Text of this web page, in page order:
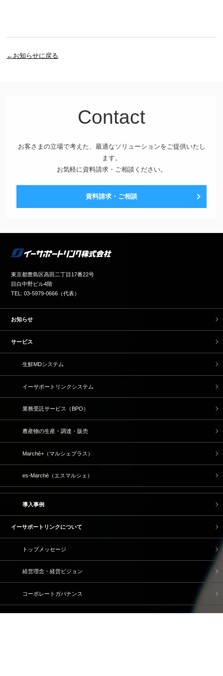
←お知らせに戻る
Contact
お客さまの立場で考えた、最適なソリューションをご提供いたし
ます。
お気軽に資料請求・ご相談ください。
資料請求・ご相談
東京都豊島区高田二丁目17番22号
目白中野ビル4階
TEL: 03-5979-0666（代表）
お知らせ
サービス
生鮮MDシステム
イーサポートリンクシステム
業務受託サービス（BPO）
農産物の生産・調達・販売
Marché+（マルシェプラス）
es-Marché（エスマルシェ）
導入事例
イーサポートリンクについて
トップメッセージ
経営理念・経営ビジョン
コーポレートガバナンス